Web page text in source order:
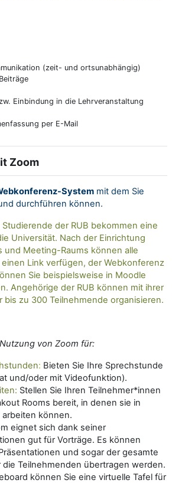
(zeit- und ortsunabhängig)
Einbindung in die Lehrveranstaltung
per E-Mail
Zoom
Systemmit dem Sie
durchführen können.
der RUB bekommen eine
Universität. Nach der Einrichtung
und Meeting-Raums können alle
Link verfügen, der Webkonferenz
Sie beispielsweise in Moodle
Angehörige der RUB können mit ihrer
bis zu 300 Teilnehmende organisieren.
von Zoom für:
: Bieten Sie Ihre Sprechstunde
und/oder mit Videofunktion).
Stellen Sie Ihren Teilnehmer*innen
Rooms bereit, in denen sie in
können.
eignet sich dank seiner
gut für Vorträge. Es können
und sogar der gesamte
die Teilnehmenden übertragen werden.
können Sie eine virtuelle Tafel für